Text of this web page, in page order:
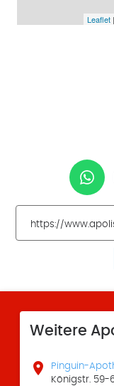
Leaflet
Weitere

Pinguin-
Königstr. 59-